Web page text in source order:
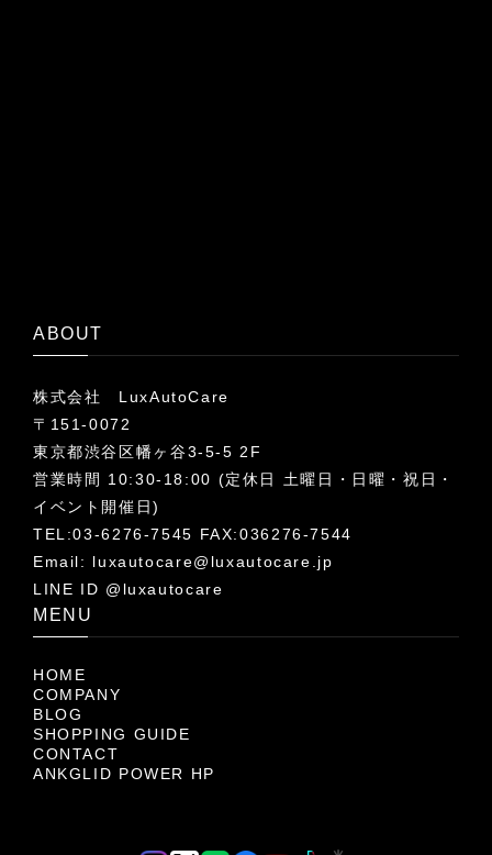
ABOUT
株式会社 LuxAutoCare
〒151-0072
東京都渋谷区幡ヶ谷3-5-5 2F
営業時間 10:30-18:00 (定休日 土曜日・日曜・祝日・
イベント開催日)
TEL:03-6276-7545 FAX:036276-7544
Email: luxautocare@luxautocare.jp
LINE ID @luxautocare
MENU
HOME
COMPANY
BLOG
SHOPPING GUIDE
CONTACT
ANKGLID POWER HP